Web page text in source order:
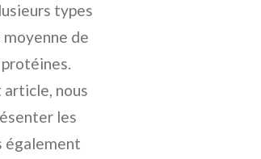
types
de
nous
les
également